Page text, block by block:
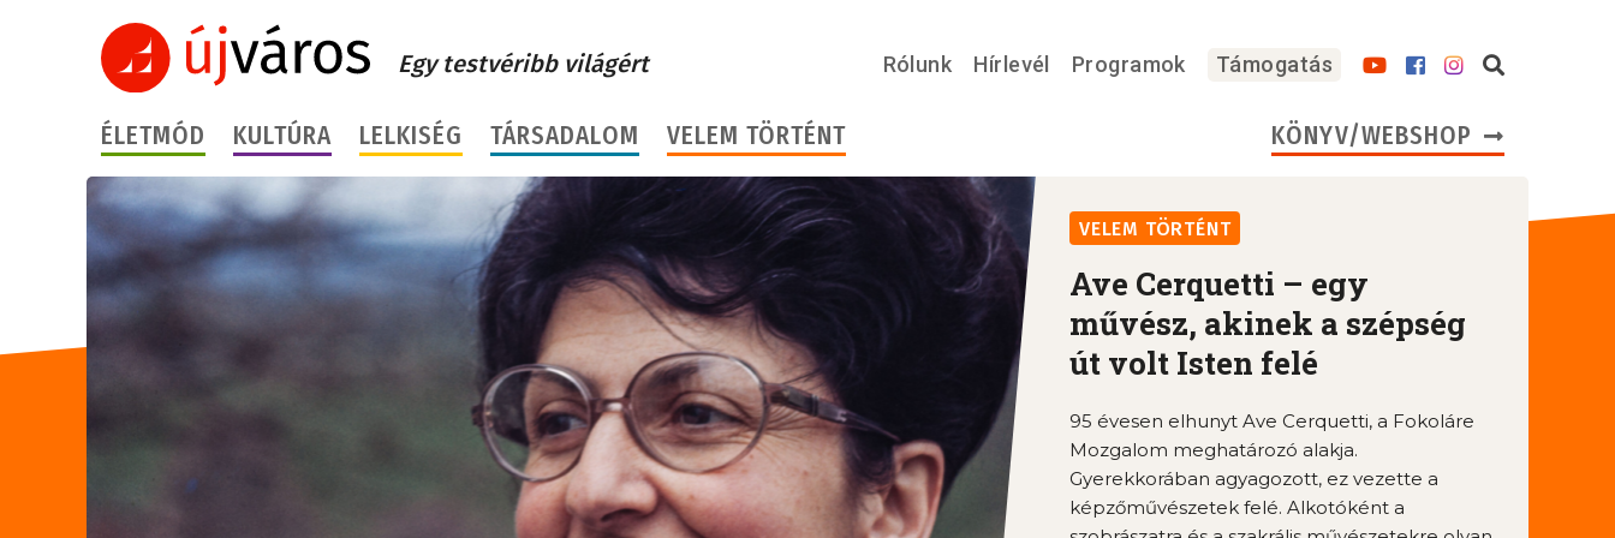
Egy testvéribb világért Rólunk Hírlevél Programok Támogatás
ÉLETMÓD KULTÚRA LELKISÉG TÁRSADALOM VELEM TÖRTÉNT KÖNYV/WEBSHOP
VELEM TÖRTÉNT
Ave Cerquetti – egy
művész, akinek a szépség
út volt Isten felé
95 évesen elhunyt Ave Cerquetti, a Fokoláre
Mozgalom meghatározó alakja.
Gyerekkorában agyagozott, ez vezette a
képzőművészetek felé. Alkotóként a